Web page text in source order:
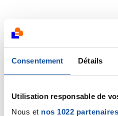
Consentement Détails
Utilisation responsable de
Nous et nos 1022 partenaires
Bonjour, Laura 24 ans, j'ai
10 Décembre 2015. J'ai eu la